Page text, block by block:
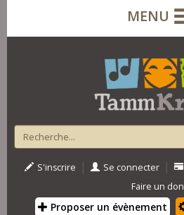
MENU
S'inscrire | Se connecter |
Faire un don
Proposer un évènement